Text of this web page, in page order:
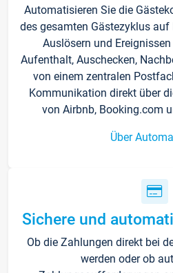
Automatisieren Sie die
des gesamten Gästezyklus
Auslösern und
Aufenthalt, Auschecken,
von einem zentralen
Kommunikation direkt über
von Airbnb, Booking.com
Über
Sichere und
Ob die Zahlungen direkt bei
werden oder ob